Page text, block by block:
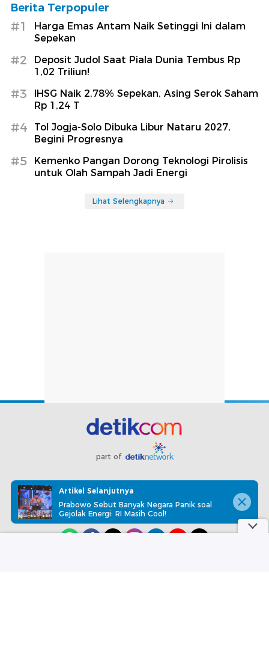
Berita Terpopuler
#1
Harga Emas Antam Naik Setinggi Ini dalam
Sepekan
#2
Deposit Judol Saat Piala Dunia Tembus Rp
1,02 Triliun!
#3
IHSG Naik 2,78% Sepekan, Asing Serok Saham
Rp 1,24 T
#4
Tol Jogja-Solo Dibuka Libur Nataru 2027,
Begini Progresnya
#5
Kemenko Pangan Dorong Teknologi Pirolisis
untuk Olah Sampah Jadi Energi
Lihat Selengkapnya
part of
Redaksi Pedoman Media Siber Karir
Kotak Pos
Info Iklan
Privacy Policy Disclaimer
Artikel Selanjutnya
Prabowo Sebut Banyak Negara Panik soal
Gejolak Energi: RI Masih Cool!